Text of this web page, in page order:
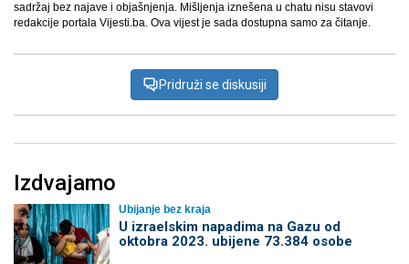
sadržaj bez najave i objašnjenja. Mišljenja iznešena u chatu nisu stavovi
redakcije portala Vijesti.ba. Ova vijest je sada dostupna samo za čitanje.
Pridruži se diskusiji
Izdvajamo
Ubijanje bez kraja
U izraelskim napadima na Gazu od
oktobra 2023. ubijene 73.384 osobe